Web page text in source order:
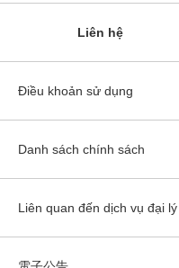
Liên hệ
Điều khoản sử dụng
Danh sách chính sách
Liên quan đến dịch vụ đại